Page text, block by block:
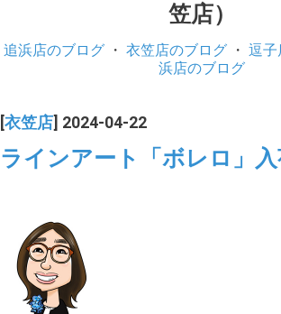
ショップ
お客さまの声
コラム
ブログ
笠店）
追浜店のブログ ・ 衣笠店のブログ ・ 逗子
浜店のブログ
衣笠店 ] 2024-04-22
ラインアート「ボレロ」